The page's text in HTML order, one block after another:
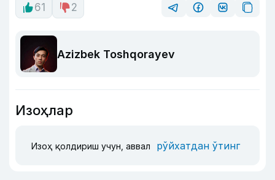
61
2
Azizbek Toshqorayev
Изоҳлар
Изоҳ қолдириш учун, аввал рўйхатдан ўтинг